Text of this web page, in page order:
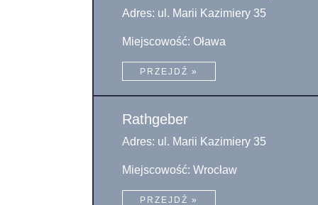
Adres: ul. Marii Kazimiery 35
Miejscowość: Oława
PRZEJDŹ »
Rathgeber
Adres: ul. Marii Kazimiery 35
Miejscowość: Wrocław
PRZEJDŹ »